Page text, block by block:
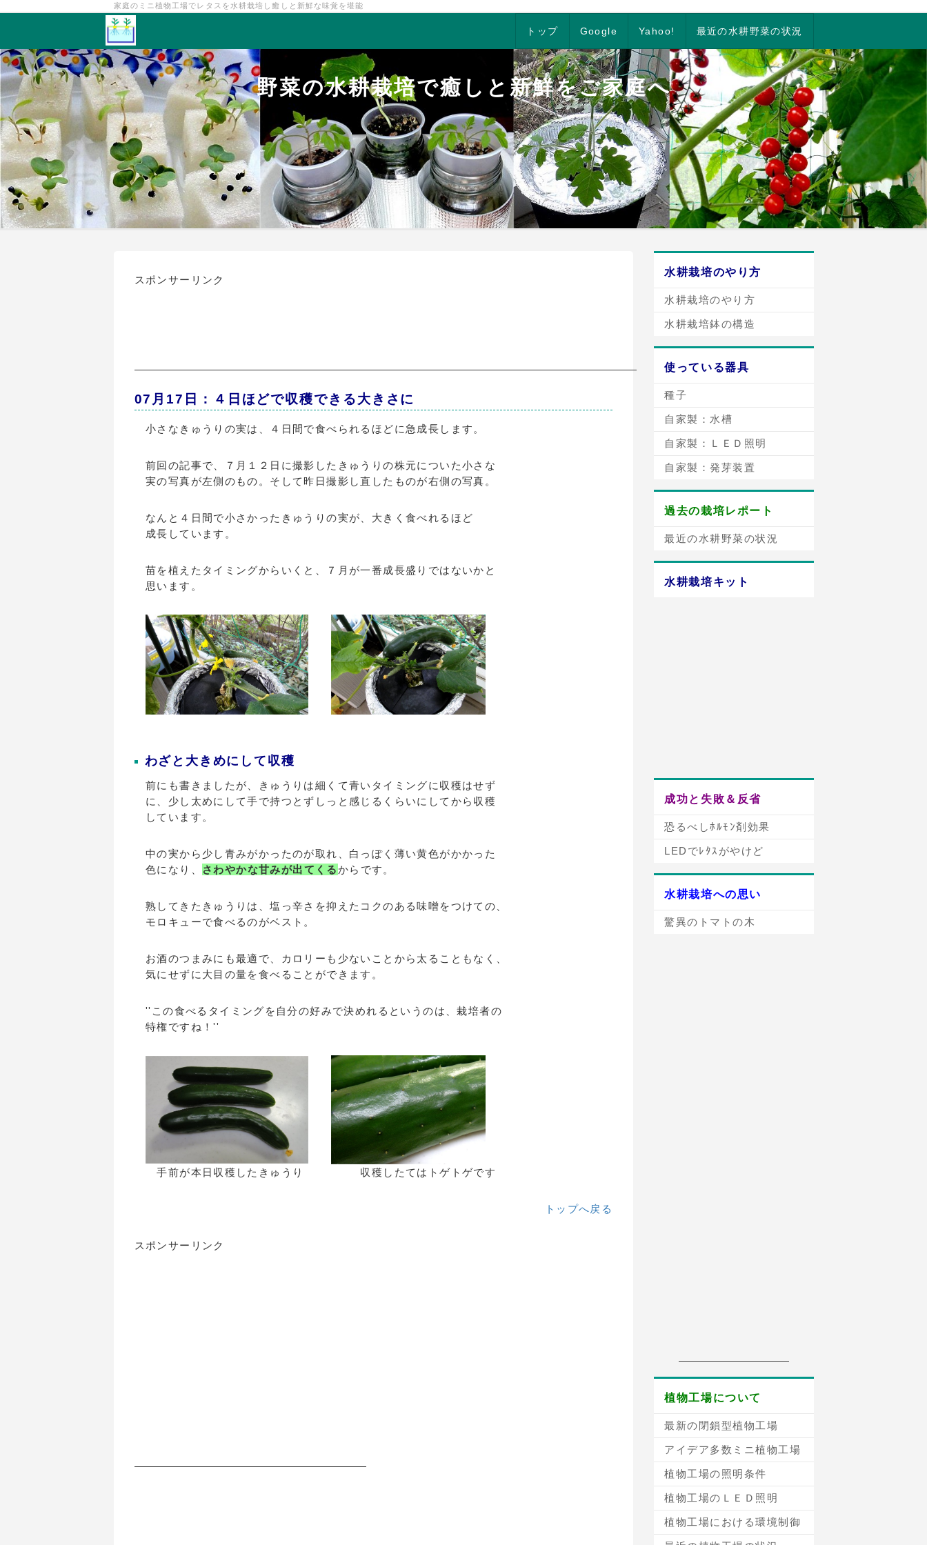
家庭のミニ植物工場でレタスを水耕栽培し癒しと新鮮な味覚を堪能
トップ Google Yahoo! 最近の水耕野菜の状況
野菜の水耕栽培で癒しと新鮮をご家庭へ
スポンサーリンク
07月17日：４日ほどで収穫できる大きさに
小さなきゅうりの実は、４日間で食べられるほどに急成長します。
前回の記事で、７月１２日に撮影したきゅうりの株元についた小さな
実の写真が左側のもの。そして昨日撮影し直したものが右側の写真。
なんと４日間で小さかったきゅうりの実が、大きく食べれるほど
成長しています。
苗を植えたタイミングからいくと、７月が一番成長盛りではないかと
思います。
わざと大きめにして収穫
前にも書きましたが、きゅうりは細くて青いタイミングに収穫はせず
に、少し太めにして手で持つとずしっと感じるくらいにしてから収穫
しています。
中の実から少し青みがかったのが取れ、白っぽく薄い黄色がかかった
色になり、
さわやかな甘みが出てくるからです。
熟してきたきゅうりは、塩っ辛さを抑えたコクのある味噌をつけての、
モロキューで食べるのがベスト。
お酒のつまみにも最適で、カロリーも少ないことから太ることもなく、
気にせずに大目の量を食べることができます。
''この食べるタイミングを自分の好みで決めれるというのは、栽培者の
特権ですね！''
手前が本日収穫したきゅうり 収穫したてはトゲトゲです
トップへ戻る
スポンサーリンク
水耕栽培のやり方
水耕栽培のやり方
水耕栽培鉢の構造
使っている器具
種子
自家製：水槽
自家製：ＬＥＤ照明
自家製：発芽装置
過去の栽培レポート
最近の水耕野菜の状況
水耕栽培キット
成功と失敗＆反省
恐るべしﾎﾙﾓﾝ剤効果
LEDでﾚﾀｽがやけど
水耕栽培への思い
驚異のトマトの木
植物工場について
最新の閉鎖型植物工場
アイデア多数ミニ植物工場
植物工場の照明条件
植物工場のＬＥＤ照明
植物工場における環境制御